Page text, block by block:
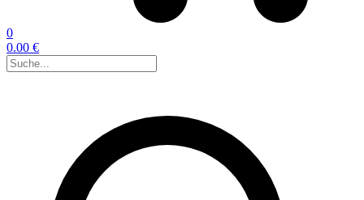
0
0.00 €